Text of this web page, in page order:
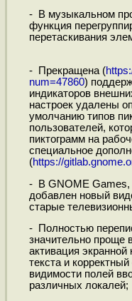
- В музыкальном
функция
перетаскивания
- Прекращена (
num=47860)
индикаторов
настроек удалены
умолчанию типов
пользователей,
пиктограмм на
специальное
(https://
- В GNOME Games,
добавлен новый
старые
- Полностью
значительно проще
активация
текста и
видимости полей
различных локалей;